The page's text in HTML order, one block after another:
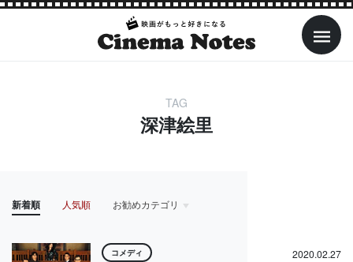
TAG
深津絵里
新着順 人気順 お勧めカテゴリ
HOME
アイドル
アクション・アドベンチャー
アニメ
コメディ 2020.02.27